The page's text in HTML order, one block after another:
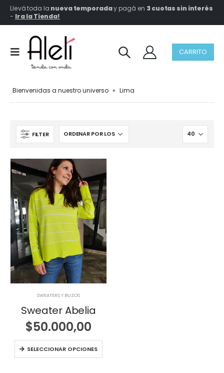
Llevá toda la nueva temporaday pagá en 3 cuotas sin interés
- Ir a la Tienda!
CARRITO
Bienvenidas a nuestro universo » Lima
FILTER
SWEATERS Y BUZOS
Sweater Abelia
$50.000,00
SELECCIONAR OPCIONES